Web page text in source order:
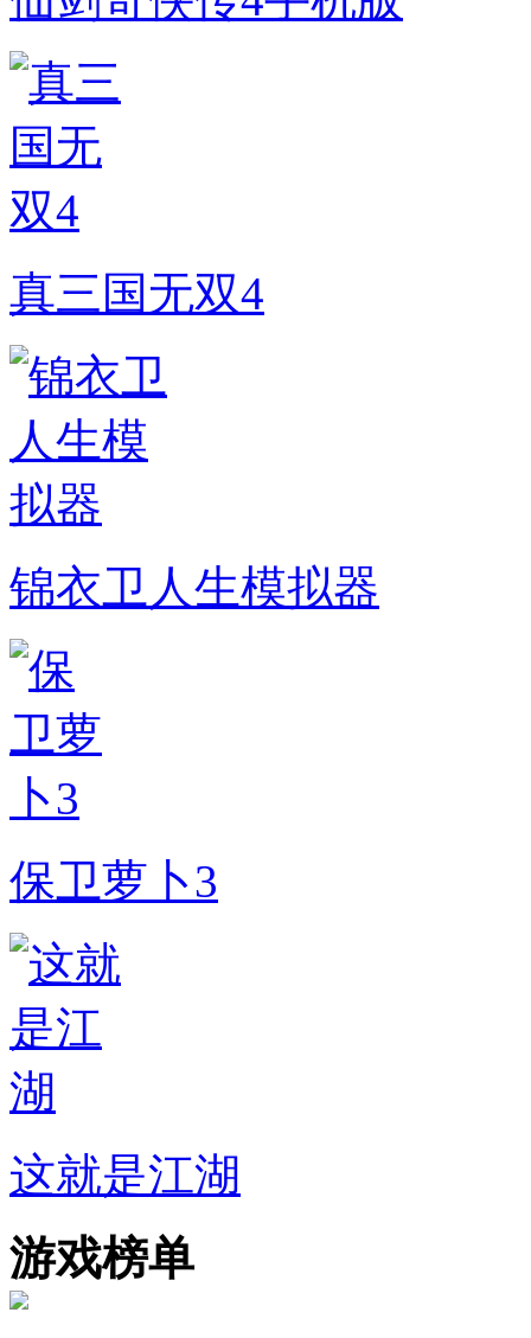
真三国无双4
锦衣卫人生模拟器
保卫萝卜3
这就是江湖
游戏榜单